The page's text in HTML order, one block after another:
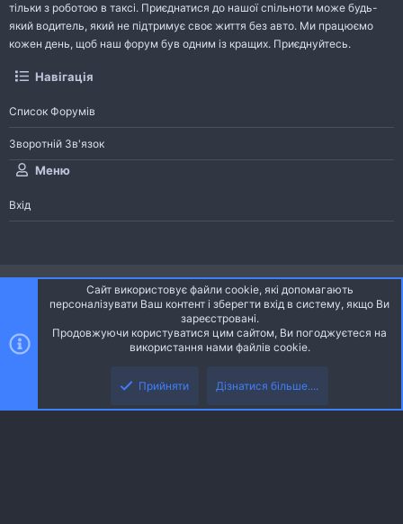
тільки з роботою в таксі. Приєднатися до нашої спільноти може будь-
який водитель, який не підтримує своє життя без авто. Ми працюємо
кожен день, щоб наш форум був одним із кращих. Приєднуйтесь.
Навігація
Список Форумів
Зворотній Зв'язок
Меню
Вхід
Ніч
Українська (UA)
S
Community platform by XenForo® © 2010-2026 XenForo Ltd.
Community platform by XenForo © 2010-2022 XenForo Ltd. | dev: Pages
Сайт використовує файли cookie, які допомагають
персоналізувати Ваш контент і зберегти вхід в систему, якщо Ви
зареєстровані.
Продовжуючи користуватися цим сайтом, Ви погоджуєтеся на
використання нами файлів cookie.
Прийняти Дізнатися більше....